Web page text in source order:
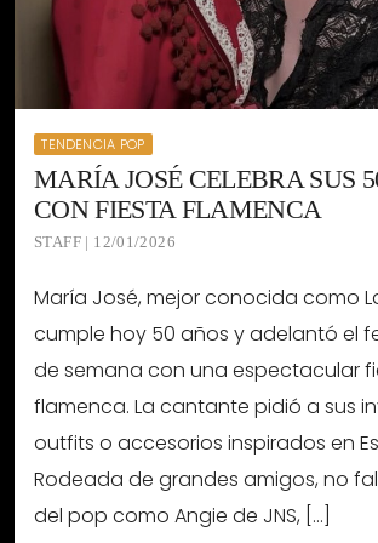
TENDENCIA POP
MARÍA JOSÉ CELEBRA SUS
CON FIESTA FLAMENCA
STAFF | 12/01/2026
María José, mejor conocida como
cumple hoy 50 años y adelantó el
de semana con una espectacular
flamenca. La cantante pidió a sus
outfits o accesorios inspirados en
Rodeada de grandes amigos, no
del pop como Angie de JNS, […]